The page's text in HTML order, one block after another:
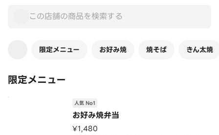
限定メニュー お好み焼 焼そば きん太焼
限定メニュー
お好み焼弁当
人気 No1
¥1,480